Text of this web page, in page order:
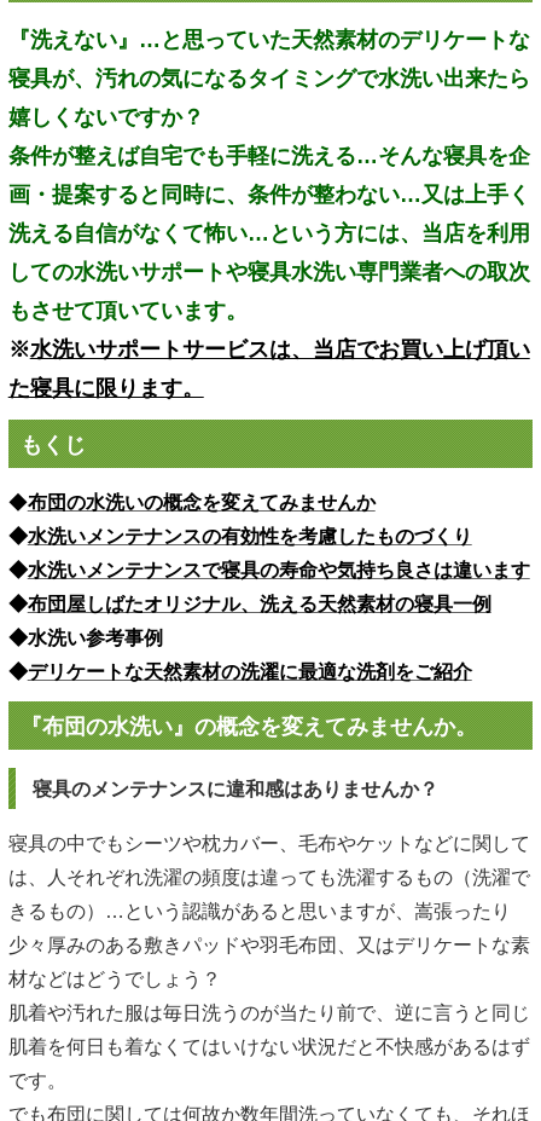
『洗えない』…と思っていた天然素材のデリケートな
寝具が、汚れの気になるタイミングで水洗い出来たら
嬉しくないですか？
条件が整えば自宅でも手軽に洗える…そんな寝具を企
画・提案すると同時に、条件が整わない…又は上手く
洗える自信がなくて怖い…という方には、当店を利用
しての水洗いサポートや寝具水洗い専門業者への取次
もさせて頂いています。
※水洗いサポートサービスは、当店でお買い上げ頂い
た寝具に限ります。
もくじ
◆布団の水洗いの概念を変えてみませんか
◆水洗いメンテナンスの有効性を考慮したものづくり
◆水洗いメンテナンスで寝具の寿命や気持ち良さは違います
◆布団屋しばたオリジナル、洗える天然素材の寝具一例
◆水洗い参考事例
◆デリケートな天然素材の洗濯に最適な洗剤をご紹介
『布団の水洗い』の概念を変えてみませんか。
寝具のメンテナンスに違和感はありませんか？
寝具の中でもシーツや枕カバー、毛布やケットなどに関して
は、人それぞれ洗濯の頻度は違っても洗濯するもの（洗濯で
きるもの）…という認識があると思いますが、嵩張ったり
少々厚みのある敷きパッドや羽毛布団、又はデリケートな素
材などはどうでしょう？
肌着や汚れた服は毎日洗うのが当たり前で、逆に言うと同じ
肌着を何日も着なくてはいけない状況だと不快感があるはず
です。
でも布団に関しては何故か数年間洗っていなくても、それほ